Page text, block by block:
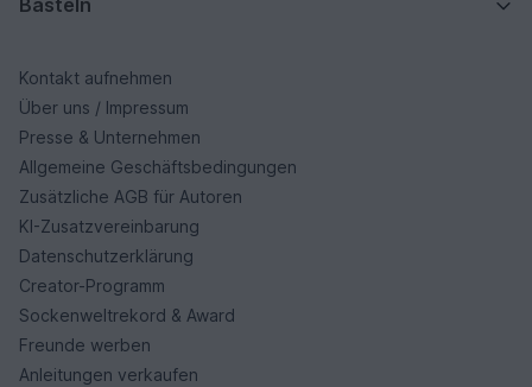
Basteln
Kontakt aufnehmen
Über uns / Impressum
Presse & Unternehmen
Allgemeine Geschäftsbedingungen
Zusätzliche AGB für Autoren
KI-Zusatzvereinbarung
Datenschutzerklärung
Creator-Programm
Sockenweltrekord & Award
Freunde werben
Anleitungen verkaufen